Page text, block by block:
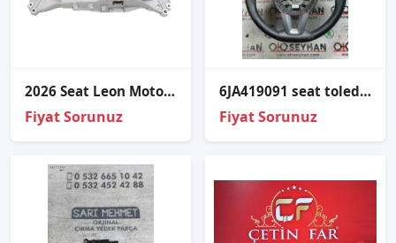
2026 Seat Leon Motor Traversi 1K0199313AL
Fiyat Sorunuz
6JA419091 seat toledo 2012-19 direksiyon simidi
Fiyat Sorunuz